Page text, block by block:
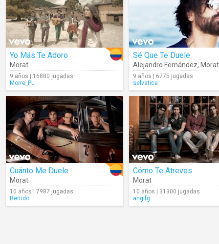
Yo Más Te Adoro
Morat
9 años | 16880 jugadas
Morre_PL
Sé Que Te Duele
Alejandro Fernández, Morat
9 años | 6775 jugadas
selvatica
Cuánto Me Duele
Morat
10 años | 7987 jugadas
Bertido
Cómo Te Atreves
Morat
10 años | 31300 jugadas
angifg